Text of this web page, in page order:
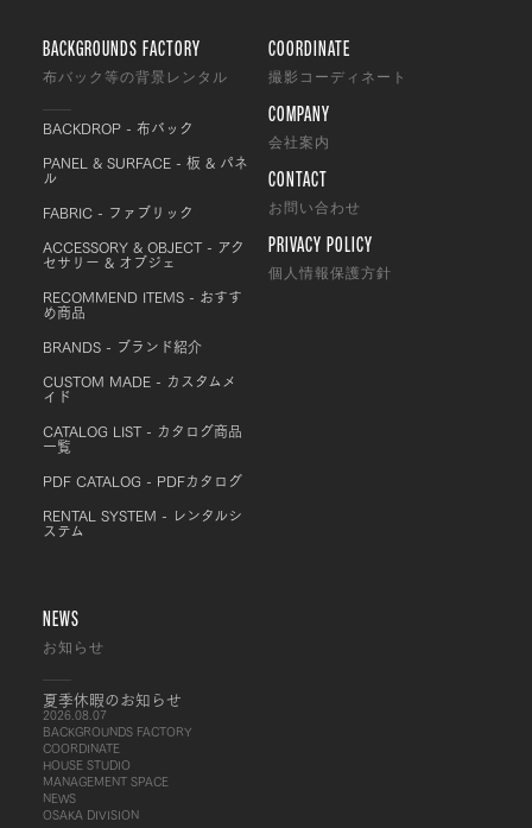
BACKGROUNDS FACTORY
布バック等の背景レンタル
BACKDROP - 布バック
PANEL & SURFACE - 板 & パネ
ル
FABRIC - ファブリック
ACCESSORY & OBJECT - アク
セサリー & オブジェ
RECOMMEND ITEMS - おすす
め商品
BRANDS - ブランド紹介
CUSTOM MADE - カスタムメ
イド
CATALOG LIST - カタログ商品
一覧
PDF CATALOG - PDFカタログ
RENTAL SYSTEM - レンタルシ
ステム
COORDINATE
撮影コーディネート
COMPANY
会社案内
CONTACT
お問い合わせ
PRIVACY POLICY
個人情報保護方針
NEWS
お知らせ
夏季休暇のお知らせ
2026.08.07
BACKGROUNDS FACTORY
COORDINATE
HOUSE STUDIO
MANAGEMENT SPACE
NEWS
OSAKA DIVISION